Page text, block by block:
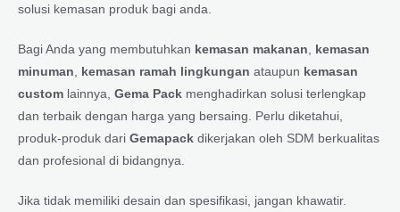
solusi kemasan produk bagi anda.
Bagi Anda yang membutuhkan kemasan makanan
kemasan
minuman
kemasan ramah lingkungan ataupun kemasan
custom lainnya, Gema Pack menghadirkan solusi terlengkap
dan terbaik dengan harga yang bersaing. Perlu diketahui,
produk-produk dari Gemapack dikerjakan oleh SDM berkualitas
dan profesional di bidangnya.
Jika tidak memiliki desain dan spesifikasi, jangan khawatir.